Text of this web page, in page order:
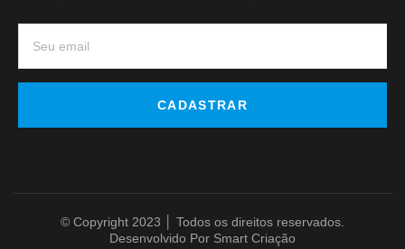
CADASTRAR
© Copyright 2023 │ Todos os direitos reservados.
Desenvolvido Por Smart Criação